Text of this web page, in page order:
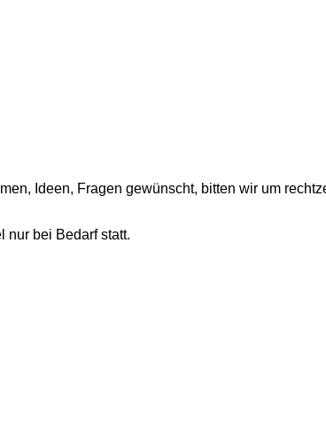
Ideen, Fragen gewünscht, bitten wir um
nur bei Bedarf statt.